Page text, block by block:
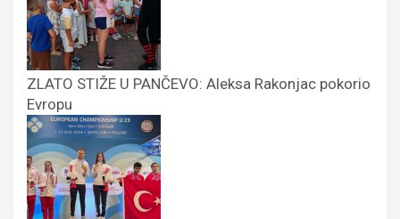
ZLATO STIŽE U PANČEVO: Aleksa Rakonjac pokorio
Evropu